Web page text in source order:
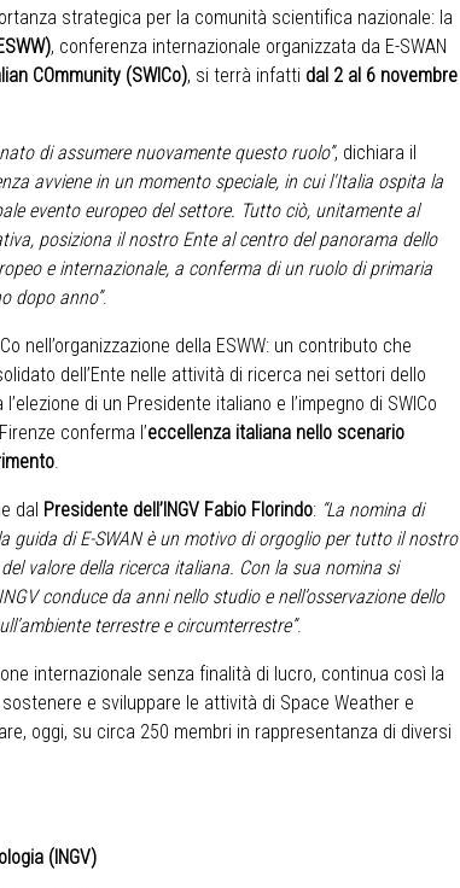
strategica per la comunità scientifica nazionale: la
, conferenza internazionale organizzata da E-SWAN
COmmunity (SWICo), si terrà infatti dal 2 al 6 novembre
di assumere nuovamente questo ruolo”, dichiara il
avviene in un momento speciale, in cui l'Italia ospita la
evento europeo del settore. Tutto ciò, unitamente al
posiziona il nostro Ente al centro del panorama dello
e internazionale, a conferma di un ruolo di primaria
dopo anno”.
nell’organizzazione della ESWW: un contributo che
dell’Ente nelle attività di ricerca nei settori dello
di un Presidente italiano e l’impegno di SWICo
conferma l’eccellenza italiana nello scenario
.
dal Presidente dell’INGV Fabio Florindo: “La nomina di
guida di E-SWAN è un motivo di orgoglio per tutto il nostro
valore della ricerca italiana. Con la sua nomina si
conduce da anni nello studio e nell’osservazione dello
terrestre e circumterrestre”.
internazionale senza finalità di lucro, continua così la
e sviluppare le attività di Space Weather e
oggi, su circa 250 membri in rappresentanza di diversi
(INGV)